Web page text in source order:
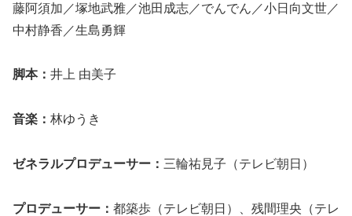
藤阿須加／塚地武雅／池田成志／でんでん／小日向文世／
中村静香／生島勇輝
脚本： 井上 由美子
音楽： 林ゆうき
ゼネラルプロデューサー： 三輪祐見子（テレビ朝日）
プロデューサー： 都築歩（テレビ朝日）、残間理央（テレ